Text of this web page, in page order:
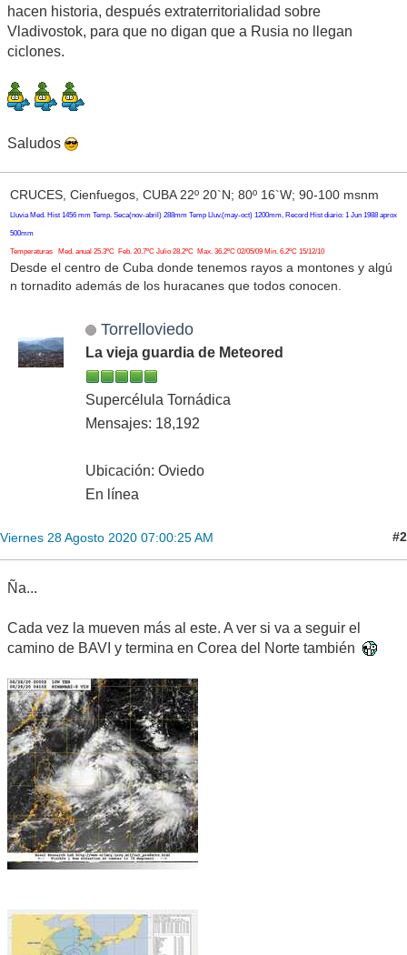
hacen historia, después extraterritorialidad sobre
Vladivostok, para que no digan que a Rusia no llegan
ciclones.
Saludos
CRUCES, Cienfuegos, CUBA 22º 20`N; 80º 16`W; 90-100 msnm
Lluvia Med. Hist 1456 mm Temp. Seca(nov-abril) 288mm Temp Lluv.(may-oct) 1200mm, Record Hist diario: 1 Jun 1988 aprox
500mm
Temperaturas Med. anual 25.3ºC Feb. 20.7ºC Julio 28.2ºC Max. 36.2ºC 02/05/09 Min. 6.2ºC 15/12/10
Desde el centro de Cuba donde tenemos rayos a montones y algú
n tornadito además de los huracanes que todos conocen.
Torrelloviedo
La vieja guardia de Meteored
Supercélula Tornádica
Mensajes: 18,192
Ubicación: Oviedo
En línea
Viernes 28 Agosto 2020 07:00:25 AM #2
Ña...
Cada vez la mueven más al este. A ver si va a seguir el
camino de BAVI y termina en Corea del Norte también